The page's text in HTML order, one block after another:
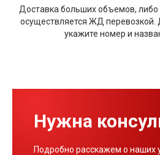
Доставка больших объемов, либо
осуществляется ЖД перевозкой.
укажите номер и
Нужна
Подробно расскажем о наших